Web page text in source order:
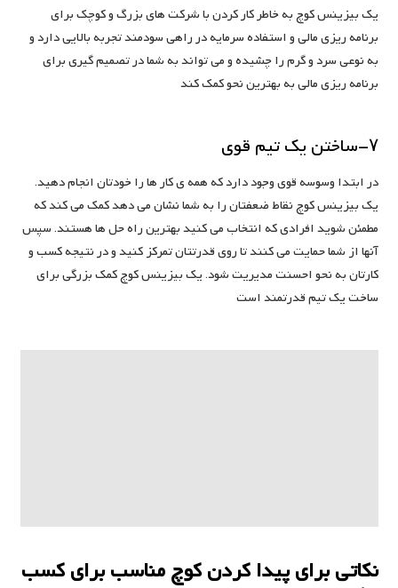
یک بیزینس کوچ به خاطر کار کردن با شرکت های بزرگ و کوچک برای
برنامه ریزی مالی و استفاده سرمایه در راهی سودمند تجربه بالایی دارد و
به نوعی سرد و گرم را چشیده و می تواند به شما در تصمیم گیری برای
برنامه ریزی مالی به بهترین نحو کمک کند
۷-ساختن یک تیم قوی
در ابتدا وسوسه قوی وجود دارد که همه ی کار ها را خودتان انجام دهید.
یک بیزینس کوچ نقاط ضعفتان را به شما نشان می دهد کمک می کند که
مطمئن شوید افرادی که انتخاب می کنید بهترین راه حل ها هستند. سپس
آنها از شما حمایت می کنند تا روی قدرتتان تمرکز کنید و در نتیجه کسب و
کارتان به نحو احسنت مدیریت شود. یک بیزینس کوچ کمک بزرگی برای
ساخت یک تیم قدرتمند است
نکاتی برای پیدا کردن کوچ مناسب برای کسب